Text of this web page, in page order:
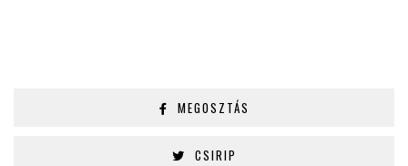
MEGOSZTÁS
CSIRIP